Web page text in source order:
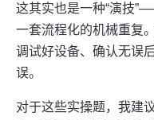
这其实也是一种“演技
一套流程化的机械重复
调试好设备、确认无误
误。
对于这些实操题，我建